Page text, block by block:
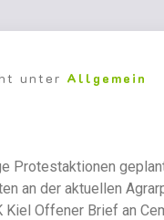
unter Allgemein
Protestaktionen
an der aktuellen
Offener Brief an